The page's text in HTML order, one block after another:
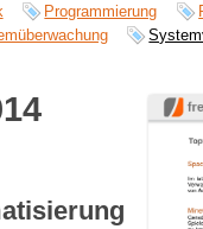
Programmierung